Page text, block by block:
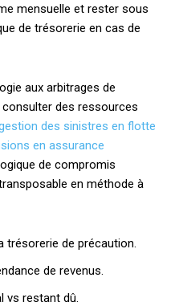
mensuelle et rester sous
de trésorerie en cas de
aux arbitrages de
des ressources
des sinistres en flotte
en assurance
de compromis
en méthode à
trésorerie de précaution.
de revenus.
vs restant dû.